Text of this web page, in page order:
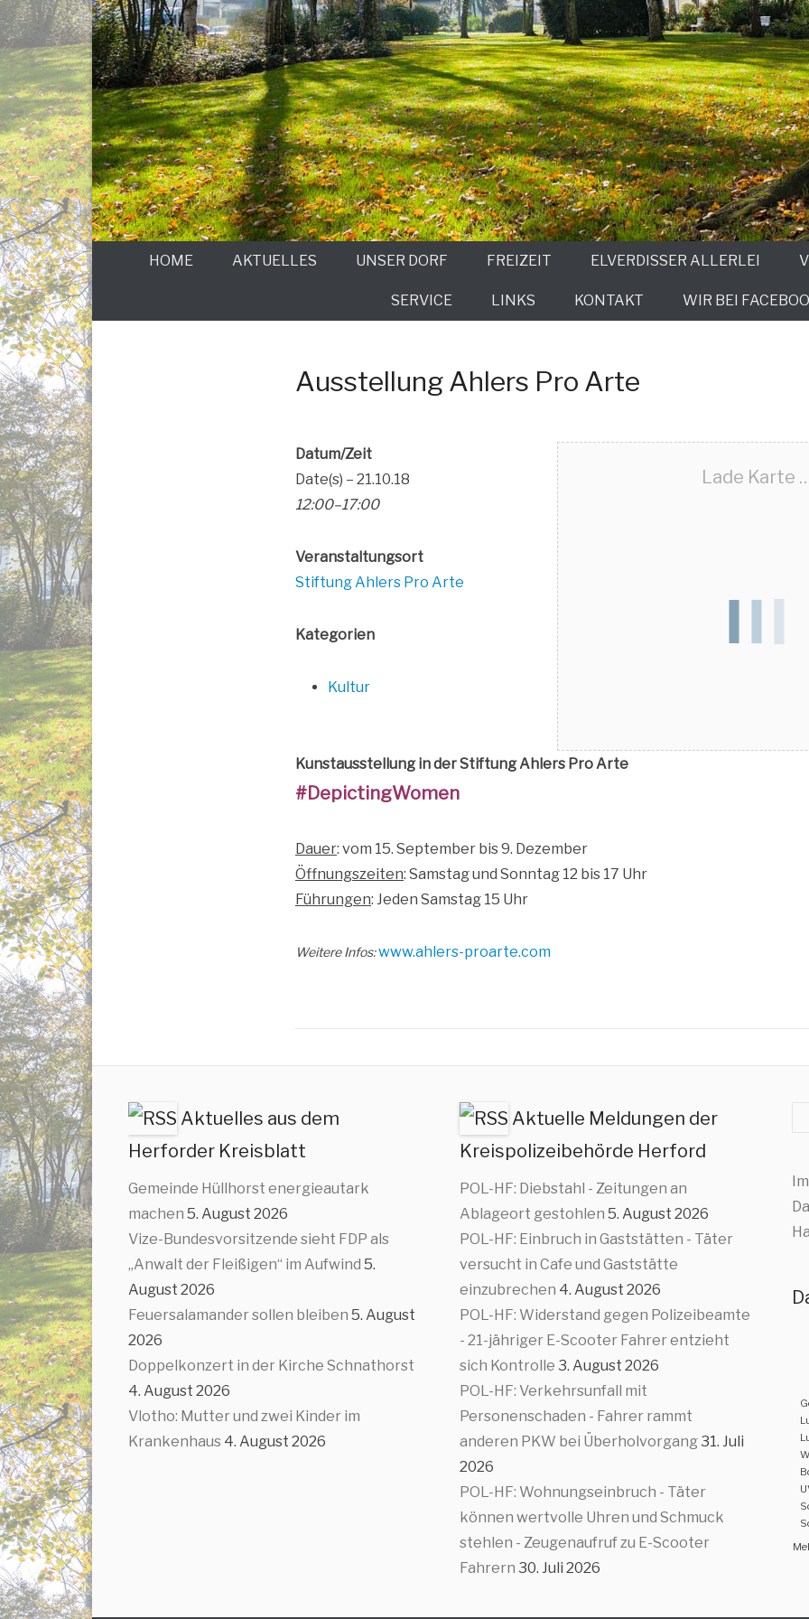
HOME AKTUELLES UNSER DORF FREIZEIT ELVERDISSER ALLERLEI
SERVICE LINKS KONTAKT WIR BEI
Ausstellung Ahlers Pro Arte
Lade Kar­te
Datum/Zeit
Date(s) – 21.10.18
12:00–17:00
Ver­an­stal­tungs­ort
Stif­tung Ahlers Pro Arte
Kate­go­rien
Kul­tur
Kunst­aus­stel­lung in der Stif­tung Ahlers Pro Arte
#Depic­ting­Wo­men
Dau­er: vom 15. Sep­tem­ber bis 9. Dezember
Öff­nungs­zei­ten: Sams­tag und Sonn­tag 12 bis 17 Uhr
Füh­run­gen: Jeden Sams­tag 15 Uhr
Wei­te­re Infos:www​.ahlers​-pro​ar​te​.com
Aktuelles aus dem
Herforder Kreisblatt
Gemeinde Hüllhorst energieautark
machen 5. August 2026
Vize-Bundesvorsitzende sieht FDP als
„Anwalt der Fleißigen“ im Aufwind 5.
August 2026
Feuersalamander sollen bleiben 5. August
2026
Doppelkonzert in der Kirche Schnathorst
4. August 2026
Vlotho: Mutter und zwei Kinder im
Krankenhaus 4. August 2026
Aktuelle Meldungen der
Kreispolizeibehörde Herford
POL-HF: Diebstahl - Zeitungen an
Ablageort gestohlen 5. August 2026
POL-HF: Einbruch in Gaststätten - Täter
versucht in Cafe und Gaststätte
einzubrechen 4. August 2026
POL-HF: Widerstand gegen Polizeibeamte
- 21-jähriger E-Scooter Fahrer entzieht
sich Kontrolle 3. August 2026
POL-HF: Verkehrsunfall mit
Personenschaden - Fahrer rammt
anderen PKW bei Überholvorgang31. Juli
2026
POL-HF: Wohnungseinbruch - Täter
können wertvolle Uhren und Schmuck
stehlen - Zeugenaufruf zu E-Scooter
Fahrern 30. Juli 2026